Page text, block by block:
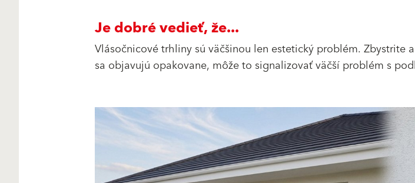
Je dobré vedieť, že...
Vlásočnicové trhliny sú väčšinou len estetický problém. Zbystrite
sa objavujú opakovane, môže to signalizovať väčší problém s